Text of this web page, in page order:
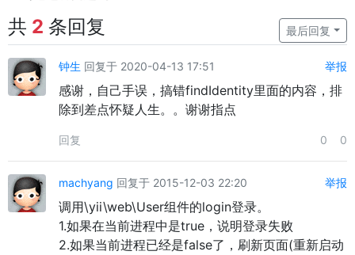
共 2 条回复 最后回复
钟生 回复于 2020-04-13 17:51 举报
感谢，自己手误，搞错findIdentity里面的内容，排
除到差点怀疑人生。。谢谢指点
回复 0 0
machyang 回复于 2015-12-03 22:20 举报
调用\yii\web\User组件的login登录。
1.如果在当前进程中是true，说明登录失败
2.如果当前进程已经是false了，刷新页面(重新启动